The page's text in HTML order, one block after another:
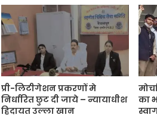
प्री-लिटीगेशन प्रकरणों मे
निर्धारित छुट दी जाये – न्यायाधीश
हिदायत उल्ला खान
का